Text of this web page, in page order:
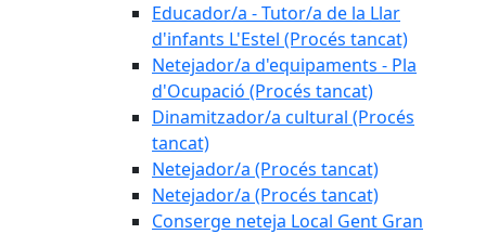
Educador/a - Tutor/a de la Llar
d'infants L'Estel (Procés tancat)
Netejador/a d'equipaments - Pla
d'Ocupació (Procés tancat)
Dinamitzador/a cultural (Procés
tancat)
Netejador/a (Procés tancat)
Netejador/a (Procés tancat)
Conserge neteja Local Gent Gran